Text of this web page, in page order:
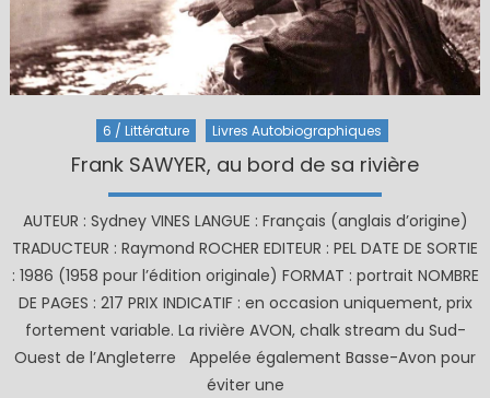
6 / Littérature Livres Autobiographiques
Frank SAWYER, au bord de sa rivière
AUTEUR : Sydney VINES LANGUE : Français (anglais d’origine)
TRADUCTEUR : Raymond ROCHER EDITEUR : PEL DATE DE SORTIE
: 1986 (1958 pour l’édition originale) FORMAT : portrait NOMBRE
DE PAGES : 217 PRIX INDICATIF : en occasion uniquement, prix
fortement variable. La rivière AVON, chalk stream du Sud-
Ouest de l’Angleterre Appelée également Basse-Avon pour
éviter une